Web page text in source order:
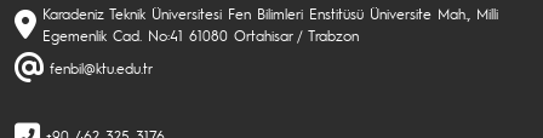
Karadeniz Teknik Üniversitesi Fen Bilimleri Enstitüsü Üniversite Mah., Milli
Egemenlik Cad. No:41 61080 Ortahisar / Trabzon
fenbil@ktu.edu.tr